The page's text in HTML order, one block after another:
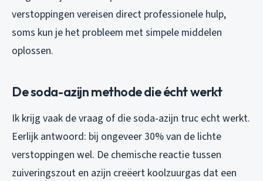
verstoppingen vereisen direct professionele hulp,
soms kun je het probleem met simpele middelen
oplossen.
De soda-azijn methode die écht werkt
Ik krijg vaak de vraag of die soda-azijn truc echt werkt.
Eerlijk antwoord: bij ongeveer 30% van de lichte
verstoppingen wel. De chemische reactie tussen
zuiveringszout en azijn creëert koolzuurgas dat een